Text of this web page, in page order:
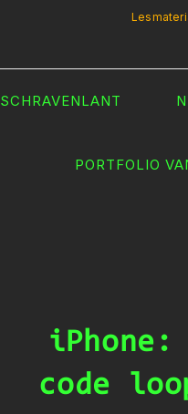
SCHRAVENLANT
PORTFOLIO
iPhone:
code